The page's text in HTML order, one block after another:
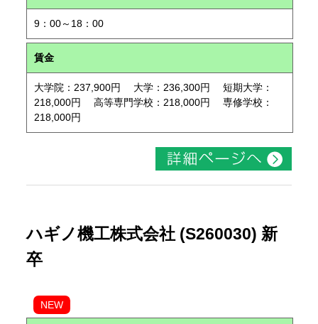
9：00～18：00
賃金
大学院：237,900円 大学：236,300円 短期大学：
218,000円 高等専門学校：218,000円 専修学校：
218,000円
ハギノ機工株式会社 (S260030) 新
卒
NEW